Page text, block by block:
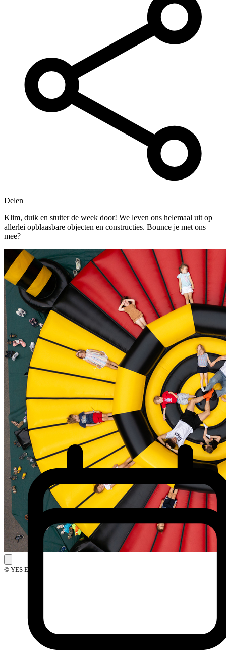
Delen
Klim, duik en stuiter de week door! We leven ons helemaal uit op
allerlei opblaasbare objecten en constructies. Bounce je met ons
mee?
© YES Events